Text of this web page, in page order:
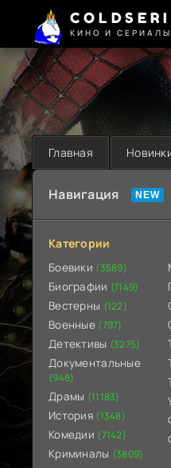
КИНО И
Главная
Навигация
Категории
Боевики (3589)
Биографии (1149)
Вестерны (122)
Военные (797)
Детективы (3275)
Документальные
(948)
Драмы (11183)
История (1348)
Комедии (7142)
Криминалы (3809)